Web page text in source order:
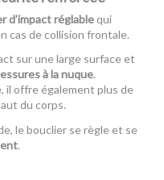
d’impact réglablequi
cas de collision frontale.
sur une large surface et
à la nuque.
il offre également plus de
du corps.
le bouclier se règle et se
.